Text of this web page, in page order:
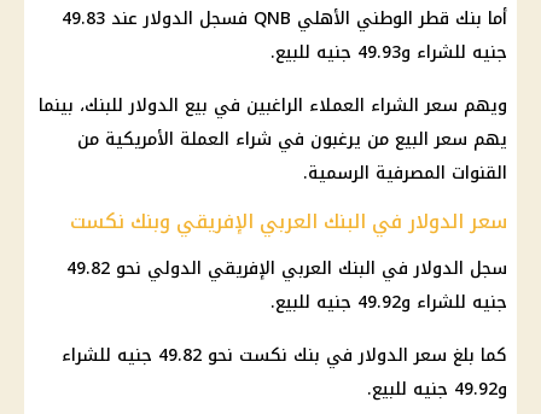
أما بنك قطر الوطني الأهلي QNB فسجل الدولار عند 49.83
جنيه للشراء و49.93 جنيه للبيع.
ويهم سعر الشراء العملاء الراغبين في بيع الدولار للبنك، بينما
يهم سعر البيع من يرغبون في شراء العملة الأمريكية من
القنوات المصرفية الرسمية.
سعر الدولار في البنك العربي الإفريقي وبنك نكست
سجل الدولار في البنك العربي الإفريقي الدولي نحو 49.82
جنيه للشراء و49.92 جنيه للبيع.
كما بلغ سعر الدولار في بنك نكست نحو 49.82 جنيه للشراء
و49.92 جنيه للبيع.